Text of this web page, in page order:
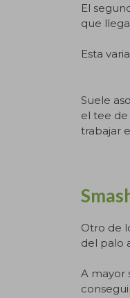
El
que
Esta
Suele
el tee de
trabajar
Otro de
del palo
A mayor